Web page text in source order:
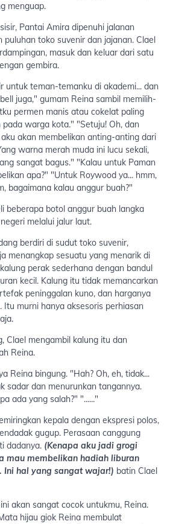
menguap.
Pantai Amira dipenuhi jalanan
puluhan toko suvenir dan jajanan. Clael
masuk dan keluar dari satu
gembira.
untuk teman-temanku di akademi... dan
juga," gumam Reina sambil memilih-
permen manis atau cokelat paling
warga kota." "Setuju! Oh, dan
akan membelikan anting-anting dari
warna merah muda ini lucu sekali,
sangat bagus." "Kalau untuk Paman
apa?" "Untuk Roywood ya... hmm,
bagaimana kalau anggur buah?"
beberapa botol anggur buah langka
melalui jalur laut.
berdiri di sudut toko suvenir,
menangkap sesuatu yang menarik di
perak sederhana dengan bandul
kecil. Kalung itu tidak memancarkan
peninggalan kuno, dan harganya
Itu murni hanya aksesoris perhiasan
Clael mengambil kalung itu dan
Reina.
Reina bingung. "Hah? Oh, eh, tidak...
sadar dan menurunkan tangannya.
ada yang salah?" "......"
kepala dengan ekspresi polos,
gugup. Perasaan canggung
dadanya. (Kenapa aku jadi grogi
mau membelikan hadiah liburan
Ini hal yang sangat wajar!) batin Clael
akan sangat cocok untukmu, Reina.
hijau giok Reina membulat